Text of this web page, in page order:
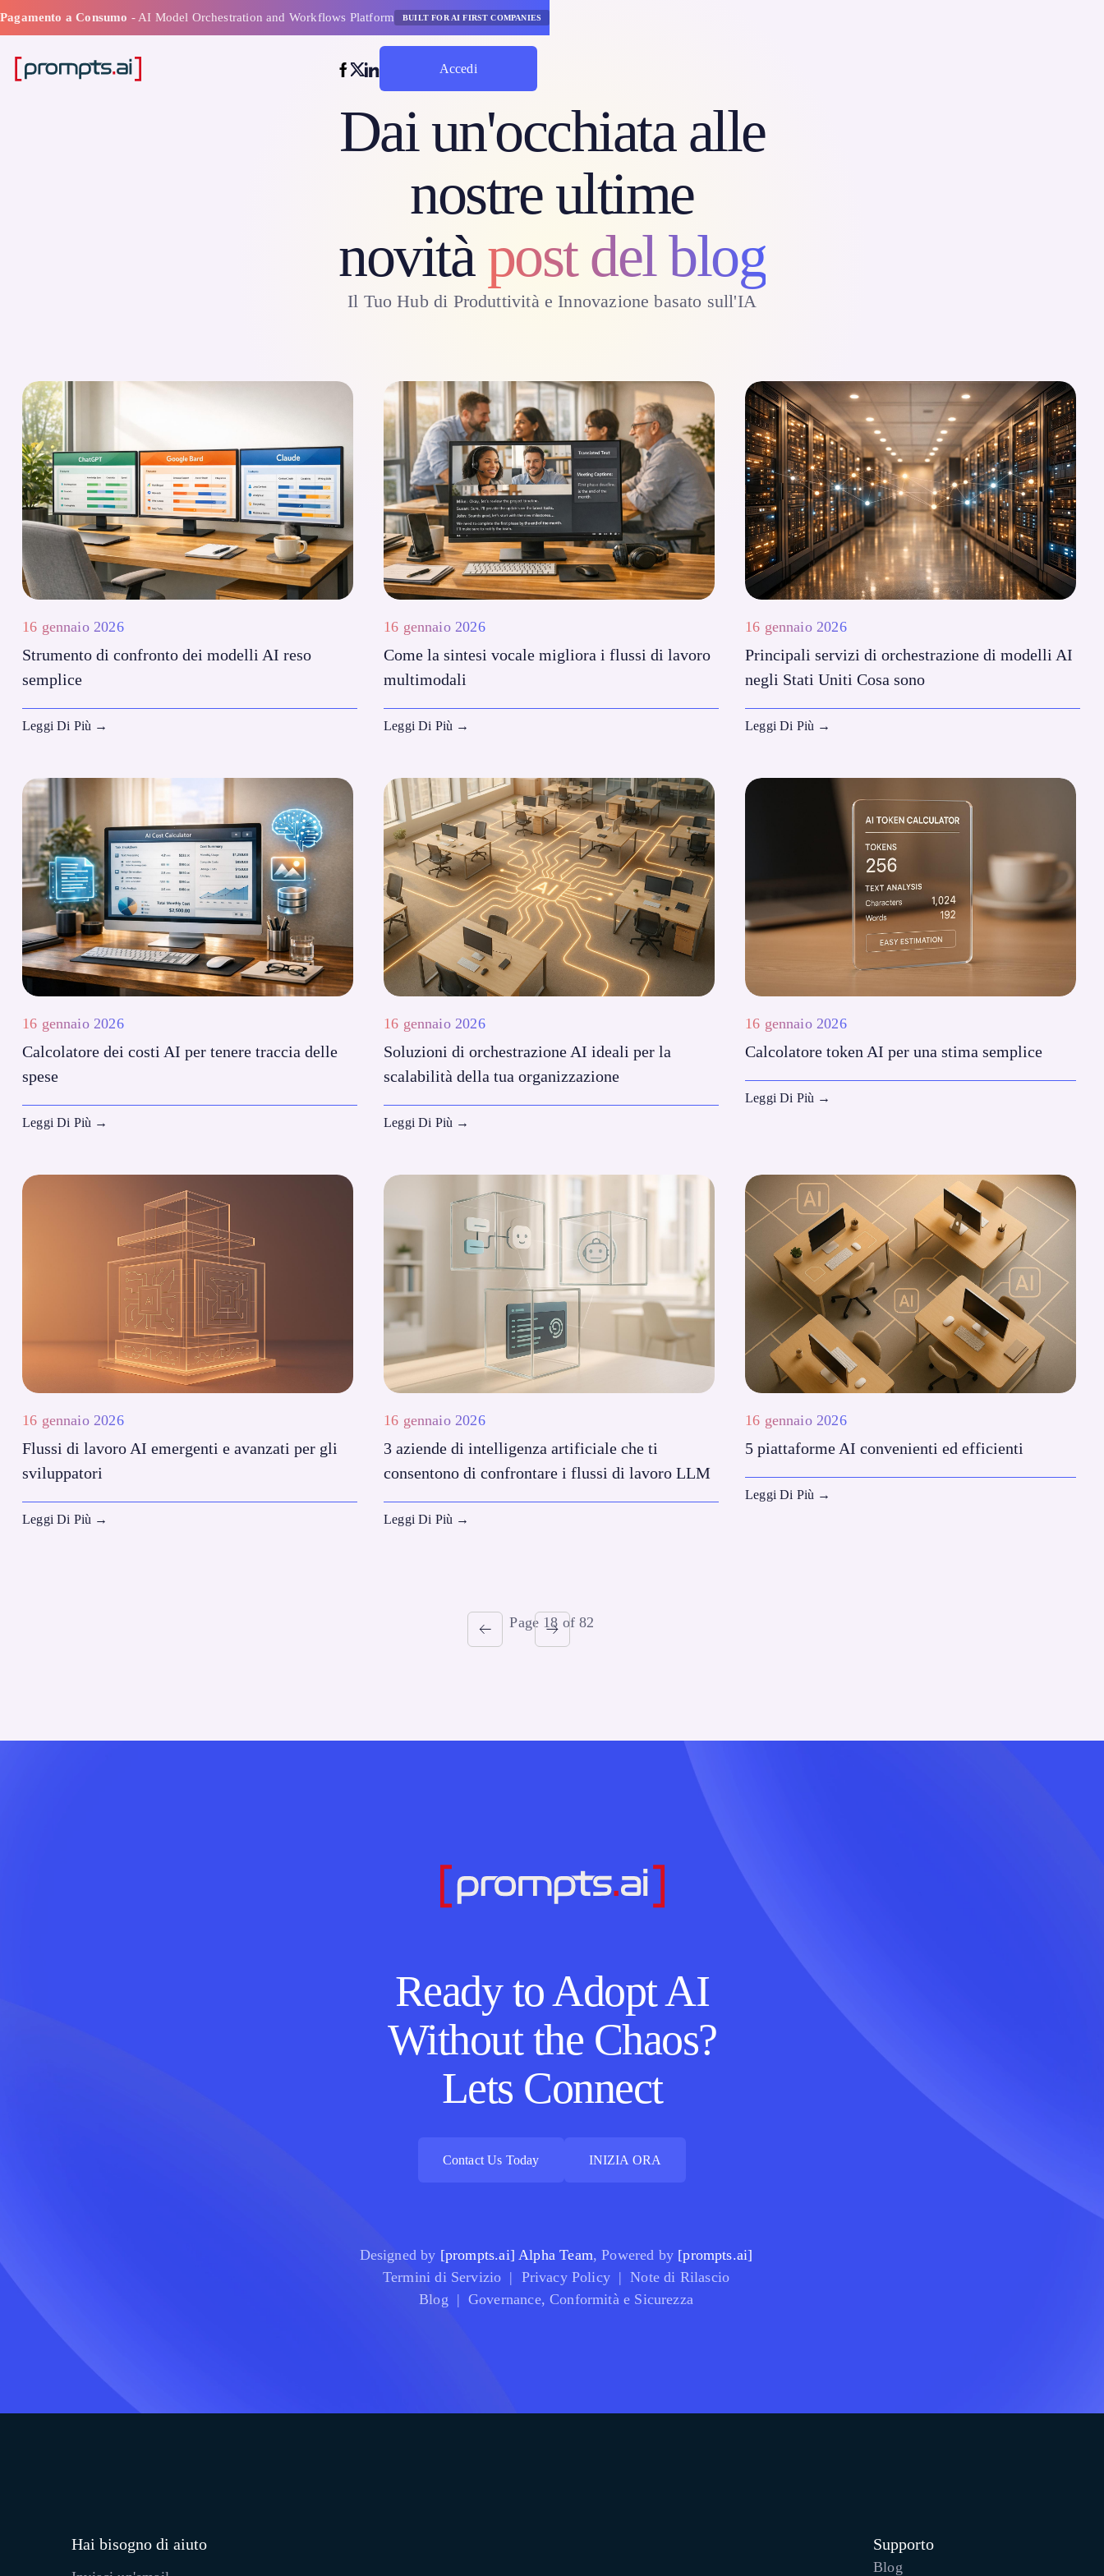
Pagamento a Consumo - AI Model Orchestration and Workflows Platform BUILT FOR AI FIRST COMPANIES
Accedi
Dai un'occhiata alle
nostre ultime
novitàpost del blog
Il Tuo Hub di Produttività e Innovazione basato sull'IA
16 gennaio 2026
Strumento di confronto dei modelli AI reso
semplice
Leggi Di Più →
16 gennaio 2026
Come la sintesi vocale migliora i flussi di lavoro
multimodali
Leggi Di Più →
16 gennaio 2026
Principali servizi di orchestrazione di modelli AI
negli Stati Uniti Cosa sono
Leggi Di Più →
16 gennaio 2026
Calcolatore dei costi AI per tenere traccia delle
spese
Leggi Di Più →
16 gennaio 2026
Soluzioni di orchestrazione AI ideali per la
scalabilità della tua organizzazione
Leggi Di Più →
16 gennaio 2026
Calcolatore token AI per una stima semplice
Leggi Di Più →
16 gennaio 2026
Flussi di lavoro AI emergenti e avanzati per gli
sviluppatori
Leggi Di Più →
16 gennaio 2026
3 aziende di intelligenza artificiale che ti
consentono di confrontare i flussi di lavoro LLM
Leggi Di Più →
16 gennaio 2026
5 piattaforme AI convenienti ed efficienti
Leggi Di Più →
Page 18 of 82
Ready to Adopt AI
Without the Chaos?
Lets Connect
Contact Us Today
INIZIA ORA
Designed by [prompts.ai] Alpha Team, Powered by [prompts.ai]
Termini di Servizio | Privacy Policy | Note di Rilascio
Blog | Governance, Conformità e Sicurezza
Hai bisogno di aiuto Supporto
Blog